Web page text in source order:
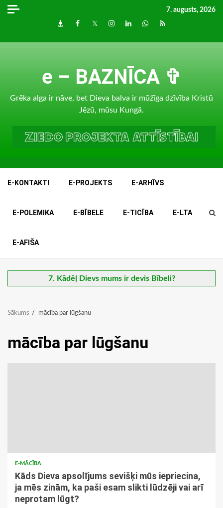
Skip
7. augusts, 2026
DraugiemFacebook
TwitterInstagram
LinkedInwhatsapp
RSS
e – BAZNĪCA ✞
Grēka alga ir nāve, bet Dieva balva ir mūžīga dzīvība Kristū
Jēzū, mūsu Kungā.
E-KONTAKTI E-PROJEKTS E-ARHĪVS
E-POLEMIKA E-BĪBELE E-TICĪBA E-LTA
E-AFIŠA
7. Kādēļ Dievs mums ir devis Bībeli?
Sākums mācība par lūgšanu
mācība par lūgšanu
E-MĀCĪBA
Kāds Dieva apsolījums sevišķi mūs iepriecina,
ja mēs zinām, ka paši esam slikti lūdzēji vai arī
neprotam lūgt?